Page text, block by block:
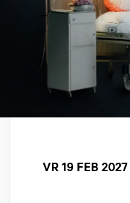
VR 19 FEB 2027